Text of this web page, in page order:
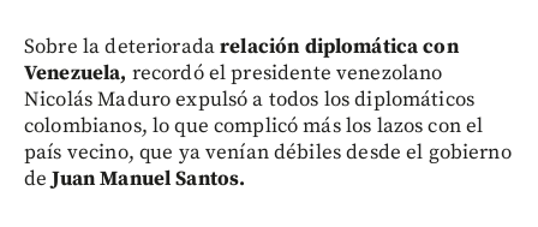
Sobre la deterioradarelación diplomática con
Venezuela, recordó el presidente venezolano
Nicolás Maduro expulsó a todos los diplomáticos
colombianos, lo que complicó más los lazos con el
país vecino, que ya venían débiles desde el gobierno
deJuan Manuel Santos.